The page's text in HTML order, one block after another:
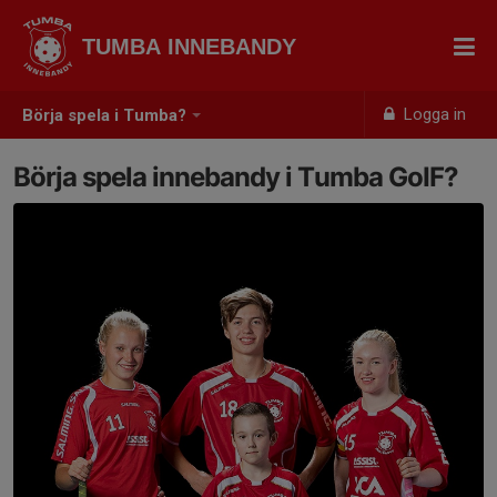
Börja spela i Tumba? Logga in
TUMBA INNEBANDY
Börja spela innebandy i Tumba GoIF?